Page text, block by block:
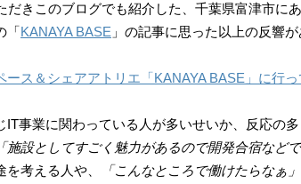
だきこのブログでも紹介した、千葉県富津市に
「KANAYA BASE 」の記事に思った以上の反響が
ス＆シェアアトリエ「KANAYA BASE」に行っ
事業に関わっている人が多いせいか、反応の
「施設としてすごく魅力があるので開発合宿など
考える人や、 「こんなところで働けたらなぁ」